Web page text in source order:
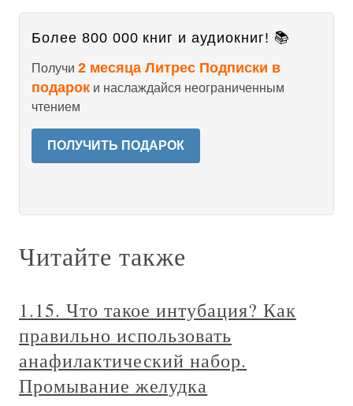
Более 800 000 книг и аудиокниг! 📚
Получи 2 месяца Литрес Подписки в
подарок и наслаждайся неограниченным
чтением
ПОЛУЧИТЬ ПОДАРОК
Читайте также
1.15. Что такое интубация? Как
правильно использовать
анафилактический набор.
Промывание желудка